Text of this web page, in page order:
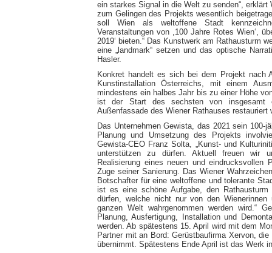
ein starkes Signal in die Welt zu senden“,
zum Gelingen des Projekts wesentlich
soll Wien als weltoffene Stadt
Veranstaltungen von ,100 Jahre Rotes Wien‘,
2019‘ bieten.“ Das Kunstwerk am Rathausturm
eine „landmark“ setzen und das optische
Hasler.
Konkret handelt es sich bei dem Projekt nach
Kunstinstallation Österreichs, mit einem
mindestens ein halbes Jahr bis zu einer Höhe
ist der Start des sechsten von insgesamt
Außenfassade des Wiener Rathauses restauriert
Das Unternehmen Gewista, das 2021 sein 100-
Planung und Umsetzung des Projekts
Gewista-CEO Franz Solta, „Kunst- und
unterstützen zu dürfen. Aktuell freuen wir
Realisierung eines neuen und
Zuge seiner Sanierung. Das Wiener
Botschafter für eine weltoffene und tolerante
ist es eine schöne Aufgabe, den
dürfen, welche nicht nur von den
ganzen Welt wahrgenommen werden wird.“
Planung, Ausfertigung, Installation und
werden. Ab spätestens 15. April wird mit dem
Partner mit an Bord: Gerüstbaufirma Xervon,
übernimmt. Spätestens Ende April ist das Werk